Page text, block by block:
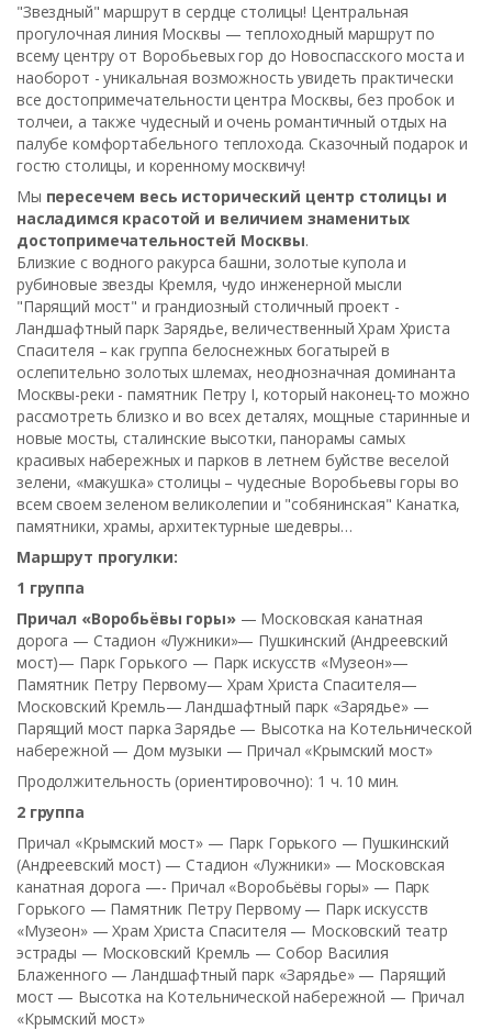
"Звездный" маршрут в сердце столицы! Центральная
прогулочная линия Москвы — теплоходный маршрут по
всему центру от Воробьевых гор до Новоспасского моста и
наоборот - уникальная возможность увидеть практически
все достопримечательности центра Москвы, без пробок и
толчеи, а также чудесный и очень романтичный отдых на
палубе комфортабельного теплохода. Сказочный подарок и
гостю столицы, и коренному москвичу!
Мы пересечем весь исторический центр столицы и
насладимся красотой и величием знаменитых
достопримечательностей Москвы.
Близкие с водного ракурса башни, золотые купола и
рубиновые звезды Кремля, чудо инженерной мысли
"Парящий мост" и грандиозный столичный проект -
Ландшафтный парк Зарядье, величественный Храм Христа
Спасителя – как группа белоснежных богатырей в
ослепительно золотых шлемах, неоднозначная доминанта
Москвы-реки - памятник Петру I, который наконец-то можно
рассмотреть близко и во всех деталях, мощные старинные и
новые мосты, сталинские высотки, панорамы самых
красивых набережных и парков в летнем буйстве веселой
зелени, «макушка» столицы – чудесные Воробьевы горы во
всем своем зеленом великолепии и "собянинская" Канатка,
памятники, храмы, архитектурные шедевры…
Маршрут прогулки:
1 группа
Причал «Воробьёвы горы»— Московская канатная
дорога — Стадион «Лужники»— Пушкинский (Андреевский
мост)— Парк Горького — Парк искусств «Музеон»—
Памятник Петру Первому— Храм Христа Спасителя—
Московский Кремль— Ландшафтный парк «Зарядье» —
Парящий мост парка Зарядье — Высотка на Котельнической
набережной — Дом музыки — Причал «Крымский мост»
Продолжительность (ориентировочно): 1 ч. 10 мин.
2 группа
Причал «Крымский мост» — Парк Горького — Пушкинский
(Андреевский мост) — Стадион «Лужники» — Московская
канатная дорога —- Причал «Воробьёвы горы» — Парк
Горького — Памятник Петру Первому — Парк искусств
«Музеон» — Храм Христа Спасителя — Московский театр
эстрады — Московский Кремль — Собор Василия
Блаженного — Ландшафтный парк «Зарядье» — Парящий
мост — Высотка на Котельнической набережной — Причал
«Крымский мост»